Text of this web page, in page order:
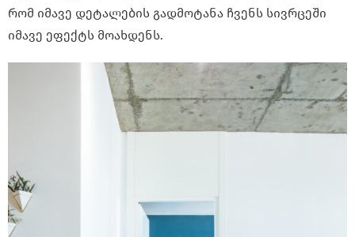
რომ იმავე დეტალების გადმოტანა ჩვენს სივრცეში
იმავე ეფექტს მოახდენს.